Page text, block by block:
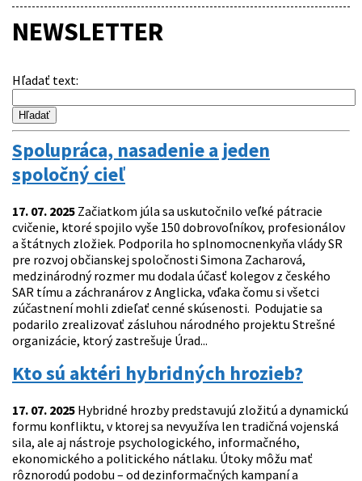
NEWSLETTER
Hľadať text:
Spolupráca, nasadenie a jeden
spoločný cieľ
17. 07. 2025 Začiatkom júla sa uskutočnilo veľké pátracie
cvičenie, ktoré spojilo vyše 150 dobrovoľníkov, profesionálov
a štátnych zložiek. Podporila ho splnomocnenkyňa vlády SR
pre rozvoj občianskej spoločnosti Simona Zacharová,
medzinárodný rozmer mu dodala účasť kolegov z českého
SAR tímu a záchranárov z Anglicka, vďaka čomu si všetci
zúčastnení mohli zdieľať cenné skúsenosti. Podujatie sa
podarilo zrealizovať zásluhou národného projektu Strešné
organizácie, ktorý zastrešuje Úrad...
Kto sú aktéri hybridných hrozieb?
17. 07. 2025 Hybridné hrozby predstavujú zložitú a dynamickú
formu konfliktu, v ktorej sa nevyužíva len tradičná vojenská
sila, ale aj nástroje psychologického, informačného,
ekonomického a politického nátlaku. Útoky môžu mať
rôznorodú podobu – od dezinformačných kampaní a